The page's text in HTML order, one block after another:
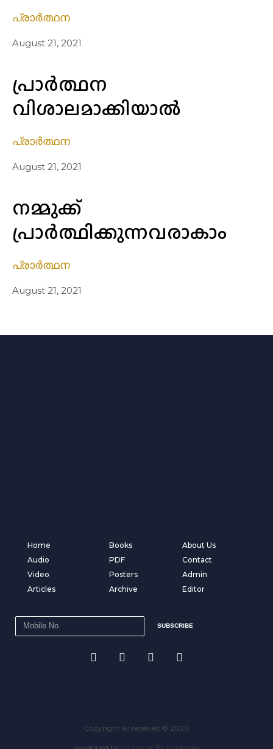
പ്രാർത്ഥന
August 21, 2021
പ്രാർത്ഥന
വിശാലമാക്കിയാൽ
പ്രാർത്ഥന
August 21, 2021
നമ്മുക്ക്
പ്രാർത്ഥിക്കുന്നവരാകാം
പ്രാർത്ഥന
August 21, 2021
Home
Audio
Video
Articles
Books
PDF
Posters
Archive
About Us
Contact
Admin
Editor
SUBSCRIBE
Copyright all received © 2020